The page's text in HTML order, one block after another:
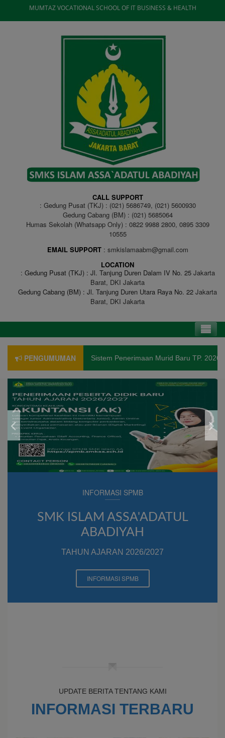
MUMTAZ VOCATIONAL SCHOOL OF IT BUSINESS & HEALTH
CALL SUPPORT
Gedung Pusat (TKJ) : (021) 5686749, (021) 5600930
Gedung Cabang (BM) : (021) 5685064
Humas Sekolah (Whatsapp Only) : 0822 9988 2800, 0895 3309
10555
EMAIL SUPPORT
smkislamaabm@gmail.com
LOCATION
Gedung Pusat (TKJ) : Jl. Tanjung Duren Dalam IV No. 25Jakarta
Barat, DKI Jakarta
Gedung Cabang (BM) : Jl. Tanjung Duren Utara Raya No. 22 Jakarta
Barat, DKI Jakarta
PENGUMUMAN Sistem Penerimaan Murid Baru TP. 2026/
INFORMASI SPMB
SMK ISLAM ASSA'ADATUL
ABADIYAH
TAHUN AJARAN 2026/2027
INFORMASI SPMB
UPDATE BERITA TENTANG KAMI
INFORMASI TERBARU